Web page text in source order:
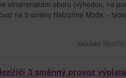
strojírenském oboru (výhodou, ne
na 3 směny Nabízíme Mzda: -
Valašské Meziříčí
3 směnný provoz